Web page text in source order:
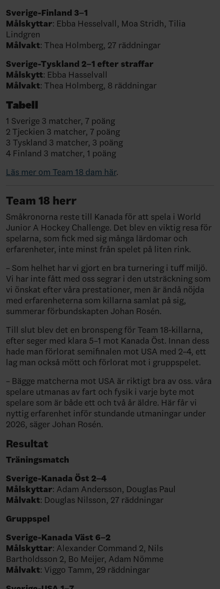
Sverige-Finland 3–1
Målskyttar: Ebba Hesselvall, Moa Stridh, Tilia
Lindgren⁠
Målvakt: Thea Holmberg, 27 räddningar
Sverige-Tyskland 2–1 efter straffar
Målskytt: Ebba Hasselvall
Målvakt: Thea Holmberg, 8 räddningar
Tabell
1 Sverige 3 matcher, 7 poäng
2 Tjeckien 3 matcher, 7 poäng
3 Tyskland 3 matcher, 3 poäng
4 Finland 3 matcher, 1 poäng
Läs mer om Team 18 dam här.
Team 18 herr
Småkronorna reste till Kanada för att spela i World
Junior A Hockey Challenge. Det blev en viktig resa för
spelarna, som fick med sig många lärdomar och
erfarenheter, inte minst från spelet på liten rink.
– Som helhet har vi gjort en bra turnering i tuff miljö.
Vi har inte fått med oss segrar i den utsträckning som
vi önskat efter våra prestationer, men är ändå nöjda
med erfarenheterna som killarna samlat på sig,
summerar förbundskapten Johan Rosén.
Till slut blev det en bronspeng för Team 18-killarna,
efter seger med klara 5–1 mot Kanada Öst. Innan dess
hade man förlorat semifinalen mot USA med 2–4, ett
lag man också mött och förlorat mot i gruppspelet.
– Bägge matcherna mot USA är riktigt bra av oss. våra
spelare utmanas av fart och fysik i varje byte mot
spelare som är både ett och två år äldre. Här får vi
nyttig erfarenhet inför stundande utmaningar under
2026, säger Johan Rosén.
Resultat
Träningsmatch
Sverige-Kanada Öst 2–4
Målskyttar: Adam Andersson, Douglas Paul⁠
Målvakt: Douglas Nilsson, 27 räddningar
Gruppspel
Sverige-Kanada Väst 6–2
Målskyttar: Alexander Command 2, Nils
Bartholdsson 2, Bo Meijer, Adam Nömme⁠
Målvakt: Viggo Tamm, 29 räddningar⁠